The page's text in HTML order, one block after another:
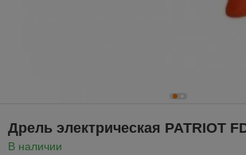
Дрель электрическая PATRIOT
В наличии